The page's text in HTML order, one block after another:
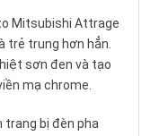
Mitsubishi Attrage
trẻ trung hơn hẳn.
sơn đen và tạo
mạ chrome.
trang bị đèn pha